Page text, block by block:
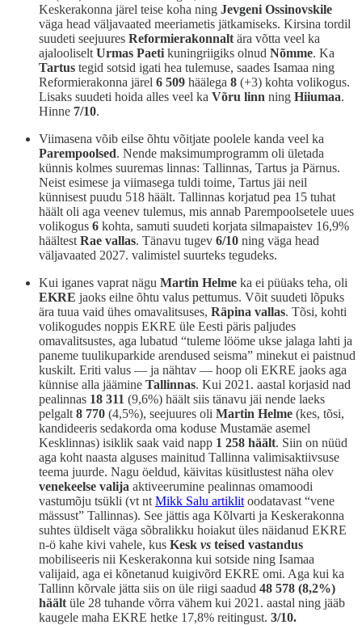
Keskerakonna järel teise koha ning Jevgeni Ossinovskile
väga head väljavaated meeriametis jätkamiseks. Kirsina tordil
suudeti seejuures Reformierakonnalt ära võtta veel ka
ajalooliselt Urmas Paeti kuningriigiks olnud Nõmme. Ka
Tartus tegid sotsid igati hea tulemuse, saades Isamaa ning
Reformierakonna järel 6 509 häälega 8 (+3) kohta volikogus.
Lisaks suudeti hoida alles veel ka Võru linn ning Hiiumaa.
Hinne 7/10.
Viimasena võib eilse õhtu võitjate poolele kanda veel ka
Parempoolsed. Nende maksimumprogramm oli ületada
künnis kolmes suuremas linnas: Tallinnas, Tartus ja Pärnus.
Neist esimese ja viimasega tuldi toime, Tartus jäi neil
künnisest puudu 518 häält. Tallinnas korjatud pea 15 tuhat
häält oli aga veenev tulemus, mis annab Parempoolsetele uues
volikogus 6 kohta, samuti suudeti korjata silmapaistev 16,9%
häältest Rae vallas. Tänavu tugev 6/10 ning väga head
väljavaated 2027. valimistel suurteks tegudeks.
Kui iganes vaprat nägu Martin Helme ka ei püüaks teha, oli
EKRE jaoks eilne õhtu valus pettumus. Võit suudeti lõpuks
ära tuua vaid ühes omavalitsuses, Räpina vallas. Tõsi, kohti
volikogudes noppis EKRE üle Eesti päris paljudes
omavalitsustes, aga lubatud “tuleme lööme ukse jalaga lahti ja
paneme tuulikuparkide arendused seisma” minekut ei paistnud
kuskilt. Eriti valus — ja nähtav — hoop oli EKRE jaoks aga
künnise alla jäämine Tallinnas. Kui 2021. aastal korjasid nad
pealinnas 18 311 (9,6%) häält siis tänavu jäi nende laeks
pelgalt 8 770 (4,5%), seejuures oli Martin Helme (kes, tõsi,
kandideeris sedakorda oma koduse Mustamäe asemel
Kesklinnas) isiklik saak vaid napp 1 258 häält. Siin on nüüd
aga koht naasta alguses mainitud Tallinna valimisaktiivsuse
teema juurde. Nagu öeldud, käivitas küsitlustest näha olev
venekeelse valija aktiveerumine pealinnas omamoodi
vastumõju tsükli (vt nt Mikk Salu artiklit oodatavast “vene
mässust” Tallinnas). See jättis aga Kõlvarti ja Keskerakonna
suhtes üldiselt väga sõbralikku hoiakut üles näidanud EKRE
n-ö kahe kivi vahele, kus Kesk vs teised vastandus
mobiliseeris nii Keskerakonna kui sotside ning Isamaa
valijaid, aga ei kõnetanud kuigivõrd EKRE omi. Aga kui ka
Tallinn kõrvale jätta siis on üle riigi saadud 48 578 (8,2%)
häält üle 28 tuhande võrra vähem kui 2021. aastal ning jääb
kaugele maha EKRE hetke 17,8% reitingust. 3/10.